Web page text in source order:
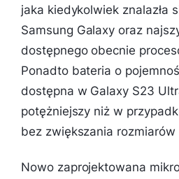
jaka kiedykolwiek znalazła
Samsung Galaxy oraz
dostępnego obecnie
Ponadto bateria o
dostępna w Galaxy S23
potężniejszy niż w
bez zwiększania rozmiarów
Nowo zaprojektowana